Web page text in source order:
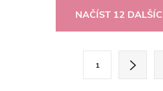
NAČÍST 12
1